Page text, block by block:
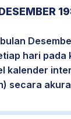
hari
kalender
secara